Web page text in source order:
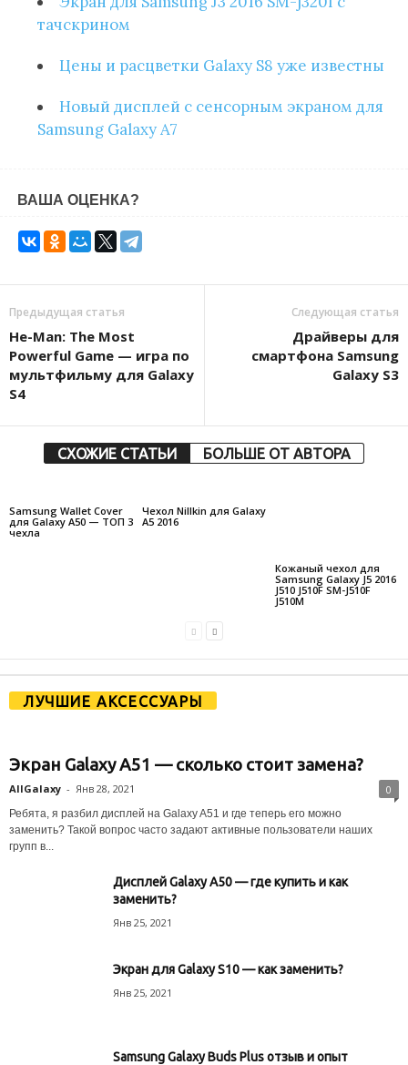
тачскрином
Цены и расцветки Galaxy S8 уже известны
Новый дисплей с сенсорным экраном для
Samsung Galaxy A7
ВАША ОЦЕНКА?
Предыдущая статья
He-Man: The Most
Powerful Game — игра по
мультфильму для Galaxy
S4
Следующая статья
Драйверы для
смартфона Samsung
Galaxy S3
СХОЖИЕ СТАТЬИ БОЛЬШЕ ОТ АВТОРА
Samsung Wallet Cover
для Galaxy A50 — ТОП 3
чехла
Чехол Nillkin для Galaxy
A5 2016
Кожаный чехол для
Samsung Galaxy J5 2016
J510 J510F SM-J510F
J510M
ЛУЧШИЕ АКСЕССУАРЫ
Экран Galaxy A51 — сколько стоит замена?
AllGalaxy - Янв 28, 2021 0
Ребята, я разбил дисплей на Galaxy A51 и где теперь его можно
заменить? Такой вопрос часто задают активные пользователи наших
групп в...
Дисплей Galaxy A50 — где купить и как
заменить?
Янв 25, 2021
Экран для Galaxy S10 — как заменить?
Янв 25, 2021
Samsung Galaxy Buds Plus отзыв и опыт